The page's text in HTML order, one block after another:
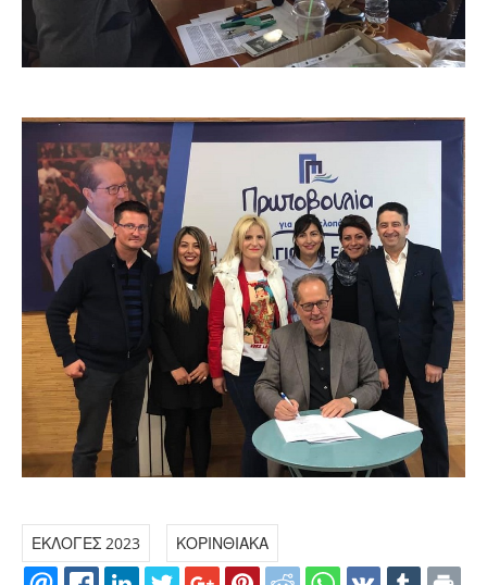
ΕΚΛΟΓΕΣ 2023 ΚΟΡΙΝΘΙΑΚΑ